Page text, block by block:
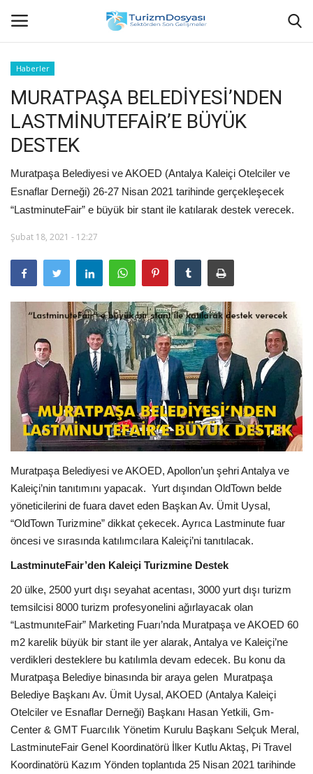
Anasayfa
Bize Ulaşın
Künye
Halil ÖNCÜ kimdir?
KVKK Aydınlatma Metni
Haberler
Görüntülü
Araştırma - İnceleme
Lezzet Durakları
Röportajlar
Gezi - Yorum
Sizlerden Gelenler
Yorumlar
Video Tanıtım
Köşe Yazarları
Galeri
Haberler
MURATPAŞA BELEDİYESİ’NDEN
LASTMİNUTEFAİR’E BÜYÜK
DESTEK
Muratpaşa Belediyesi ve AKOED (Antalya Kaleiçi Otelciler ve
Esnaflar Derneği) 26-27 Nisan 2021 tarihinde gerçekleşecek
“LastminuteFair” e büyük bir stant ile katılarak destek verecek.
Şubat 18, 2021 - 12:27
Muratpaşa Belediyesi ve AKOED, Apollon’un şehri Antalya ve
Kaleiçi’nin tanıtımını yapacak. Yurt dışından OldTown belde
yöneticilerini de fuara davet eden Başkan Av. Ümit Uysal,
“OldTown Turizmine” dikkat çekecek. Ayrıca Lastminute fuar
öncesi ve sırasında katılımcılara Kaleiçi’ni tanıtılacak.
LastminuteFair’den Kaleiçi Turizmine Destek
20 ülke, 2500 yurt dışı seyahat acentası, 3000 yurt dışı turizm
temsilcisi 8000 turizm profesyonelini ağırlayacak olan
“LastmunıteFair” Marketing Fuarı’nda Muratpaşa ve AKOED 60
m2 karelik büyük bir stant ile yer alarak, Antalya ve Kaleiçi’ne
verdikleri desteklere bu katılımla devam edecek. Bu konu da
Muratpaşa Belediye binasında bir araya gelen Muratpaşa
Belediye Başkanı Av. Ümit Uysal, AKOED (Antalya Kaleiçi
Otelciler ve Esnaflar Derneği) Başkanı Hasan Yetkili, Gm-
Center & GMT Fuarcılık Yönetim Kurulu Başkanı Selçuk Meral,
LastminuteFair Genel Koordinatörü İlker Kutlu Aktaş, Pi Travel
Koordinatörü Kazım Yönden toplantıda 25 Nisan 2021 tarihinde